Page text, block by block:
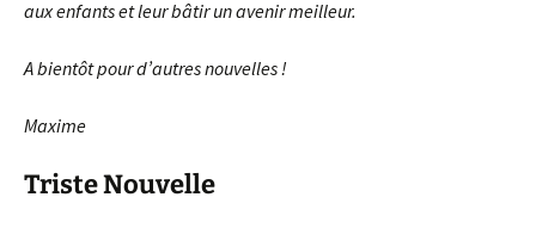
aux enfants et leur bâtir un avenir meilleur.
A bientôt pour d’autres nouvelles !
Maxime
Triste Nouvelle